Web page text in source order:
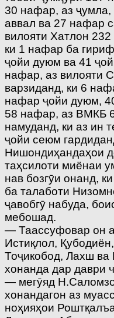
30 нафар, аз
аввал ва 27 нафар
вилояти Хатлон
ки 1 нафар ба
ҷойи дуюм ва 41
нафар, аз вилояти
варзиданд, ки 6
нафар ҷойи дуюм,
58 нафар, аз ВМКБ
намуданд, ки аз ин
ҷойи сеюм
Нишондиҳандаҳои
таҳсилоти миёнаи
нав бозгӯи онанд,
ба талаботи
ҷавобгӯ набуда,
мебошад.
— Таассуфовар он
Истиқлол,
Тоҷикобод, Лахш ва
хонанда дар даври
— мегӯяд
хонандагон аз
ноҳияҳои